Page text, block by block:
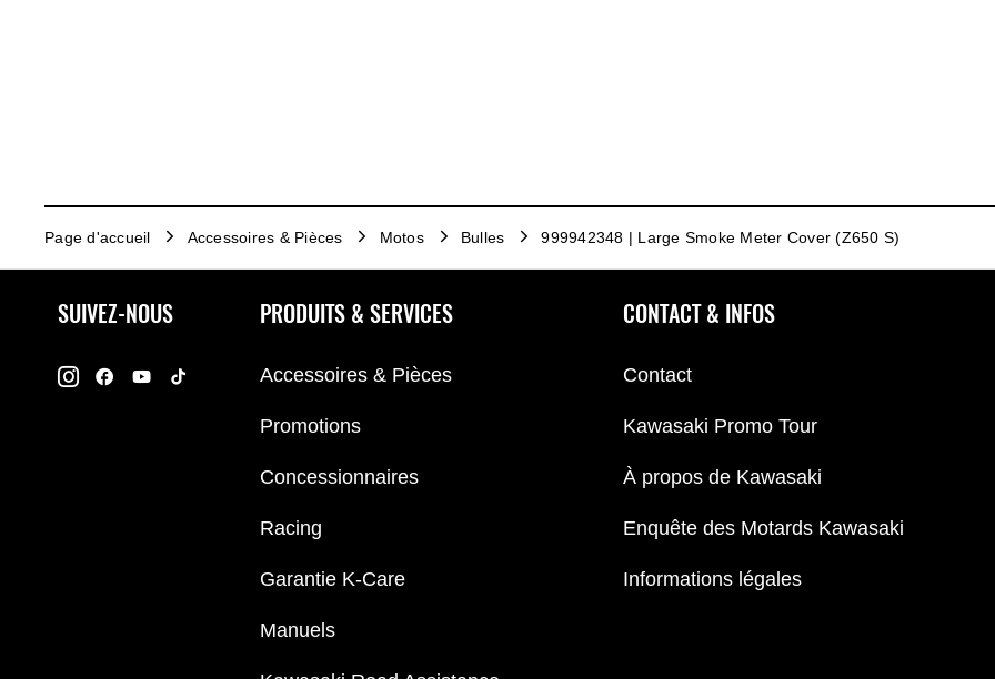
Page d'accueil Accessoires & Pièces Motos Bulles 999942348 | Large Smoke Meter Cover (Z650 S)
SUIVEZ-NOUS PRODUITS & SERVICES
Accessoires & Pièces
Promotions
Concessionnaires
Racing
Garantie K-Care
Manuels
CONTACT & INFOS
Contact
Kawasaki Promo Tour
À propos de Kawasaki
Enquête des Motards Kawasaki
Informations légales